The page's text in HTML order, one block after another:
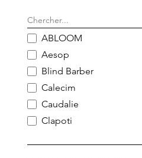
ABLOOM
Aesop
Blind Barber
Calecim
Caudalie
Clapoti